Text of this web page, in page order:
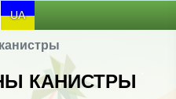
UA
КАНИСТРЫ